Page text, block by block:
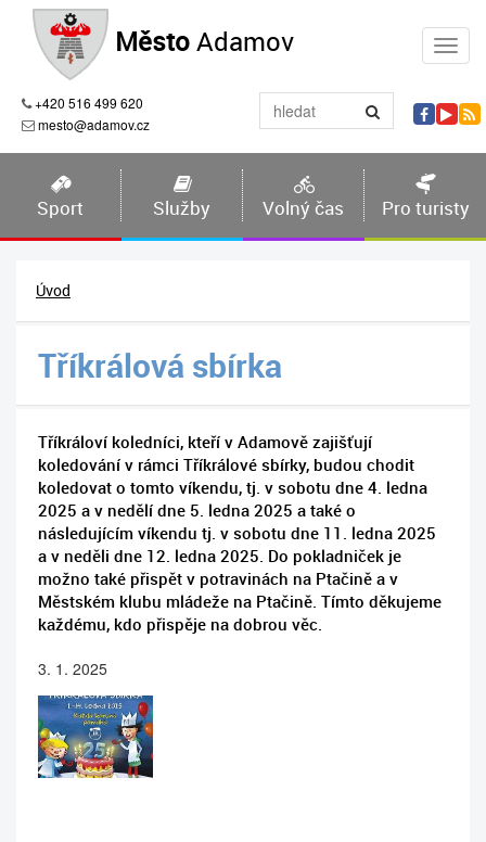
MěstoAdamov
+420 516 499 620
mesto@adamov.cz
Sport Služby Volný čas Pro turisty
Úvod
Tříkrálová sbírka
Tříkráloví koledníci, kteří v Adamově zajišťují
koledování v rámci Tříkrálové sbírky, budou chodit
koledovat o tomto víkendu, tj. v sobotu dne 4. ledna
2025 a v nedělí dne 5. ledna 2025 a také o
následujícím víkendu tj. v sobotu dne 11. ledna 2025
a v neděli dne 12. ledna 2025. Do pokladniček je
možno také přispět v potravinách na Ptačině a v
Městském klubu mládeže na Ptačině. Tímto děkujeme
každému, kdo přispěje na dobrou věc.
3. 1. 2025